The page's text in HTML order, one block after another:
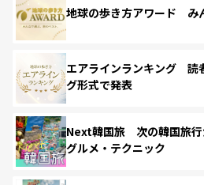
地球の歩き方アワード み
エアラインランキング 読
グ形式で発表
Next韓国旅 次の韓国旅行
グルメ・テクニック